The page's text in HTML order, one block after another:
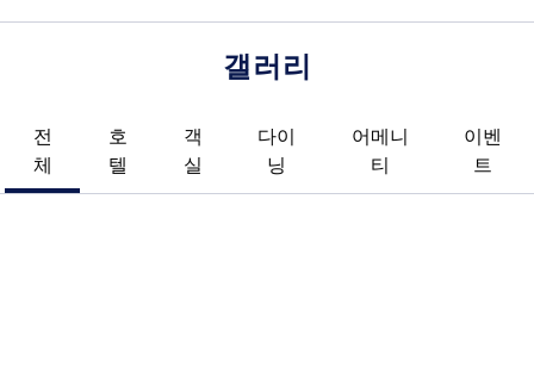
갤러리
전
체
호
텔
객
실
다이
닝
어메니
티
이벤
트